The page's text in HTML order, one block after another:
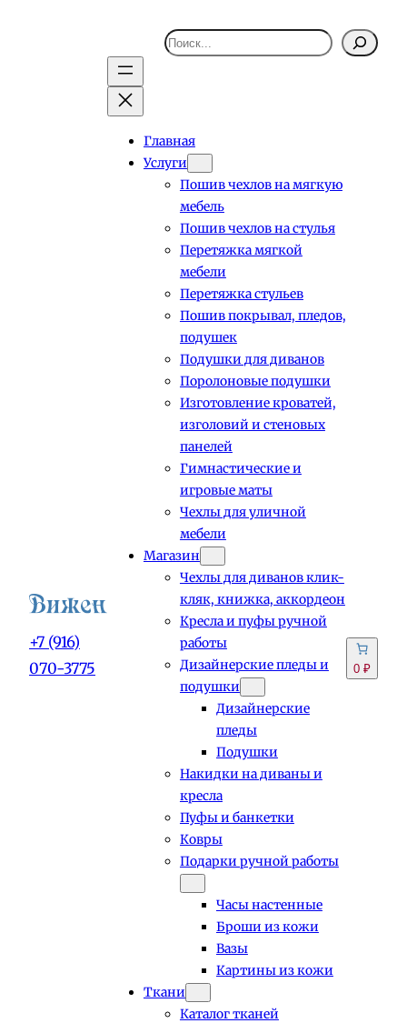
+7 (916)
070-3775
Поиск
Главная
Услуги
Пошив чехлов на мягкую
мебель
Пошив чехлов на стулья
Перетяжка мягкой
мебели
Перетяжка стульев
Пошив покрывал, пледов,
подушек
Подушки для диванов
Поролоновые подушки
Изготовление кроватей,
изголовий и стеновых
панелей
Гимнастические и
игровые маты
Чехлы для уличной
мебели
Магазин
Чехлы для диванов клик-
кляк, книжка, аккордеон
Кресла и пуфы ручной
работы
Дизайнерские пледы и
подушки
Дизайнерские
пледы
Подушки
Накидки на диваны и
кресла
Пуфы и банкетки
Ковры
Подарки ручной работы
Часы настенные
Броши из кожи
Вазы
Картины из кожи
Ткани
Каталог тканей
0 ₽